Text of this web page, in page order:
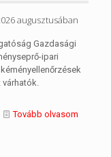
augusztusában
Gazdasági
ipari
Tovább olvasom